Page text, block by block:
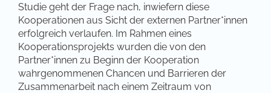
Studie geht der Frage nach, inwiefern diese
Kooperationen aus Sicht der externen Partner*innen
erfolgreich verlaufen. Im Rahmen eines
Kooperationsprojekts wurden die von den
Partner*innen zu Beginn der Kooperation
wahrgenommenen Chancen und Barrieren der
Zusammenarbeit nach einem Zeitraum von